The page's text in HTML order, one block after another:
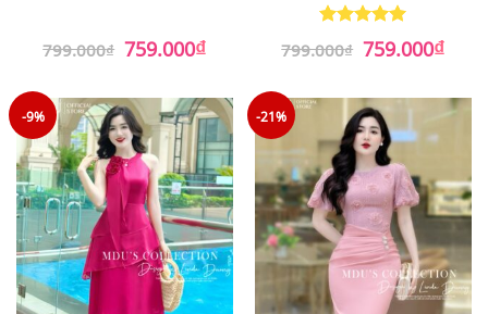
799.000₫ Giá
gốc
759.000₫Giá
hiện
759.000₫.
Được xếp
hạng
55
799.000₫ Giá
gốc
759.000₫Giá
hiện
-9% -21%